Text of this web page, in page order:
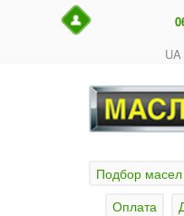
UA
Подбор масел
Оплата